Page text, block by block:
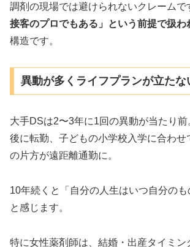
調剤の現場では避けられないクレームで
接客のプロでもある」という前提で扱わ
構造です。
異動が多くライフプランが立たな
大手DSは2〜3年に1回の異動が当たり
後に転勤、子どもの小学校入学に合わせ
の片方が遠距離通勤に。
10年続くと「自分の人生はいつ自分のも
と感じます。
特に女性薬剤師は、結婚・出産タイミン